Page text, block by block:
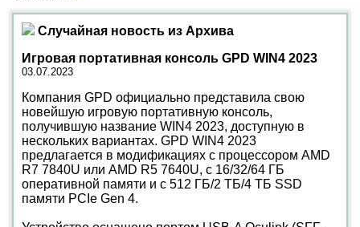
Случайная новость из Архива
Игровая портативная консоль GPD WIN4 2023
03.07.2023
Компания GPD официально представила свою
новейшую игровую портативную консоль,
получившую название WIN4 2023, доступную в
нескольких вариантах. GPD WIN4 2023
предлагается в модификациях с процессором AMD
R7 7840U или AMD R5 7640U, с 16/32/64 ГБ
оперативной памяти и с 512 ГБ/2 ТБ/4 ТБ SSD
памяти PCIe Gen 4.